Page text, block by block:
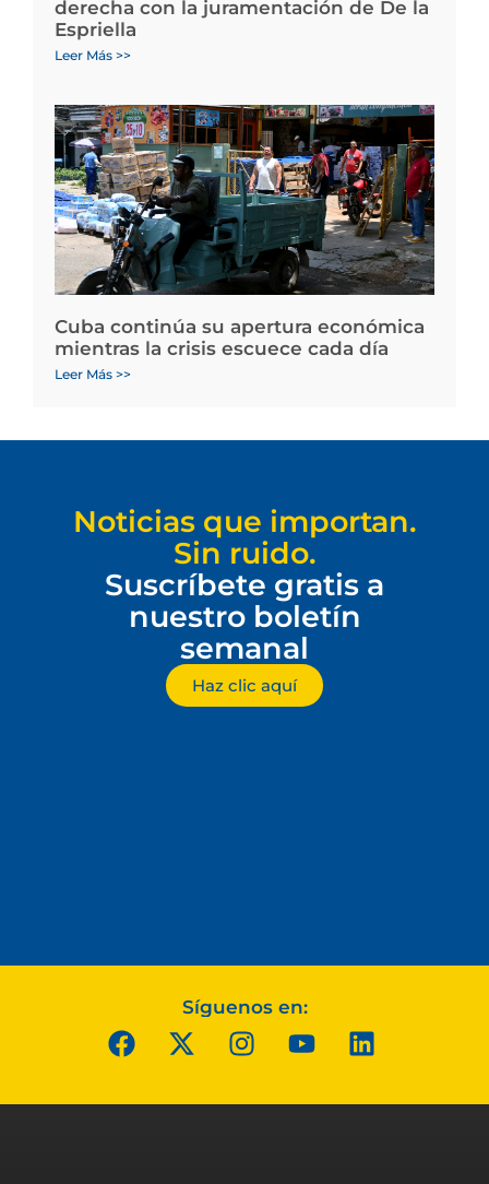
derecha con la juramentación de De la
Espriella
Leer Más >>
Cuba continúa su apertura económica
mientras la crisis escuece cada día
Leer Más >>
Noticias que importan.
Sin ruido.
Suscríbete gratis a
nuestro boletín
semanal
Haz clic aquí
Síguenos en: